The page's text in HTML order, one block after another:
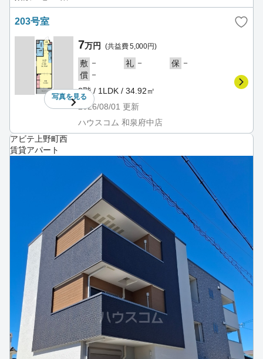
203号室
写真を見る
7万円 (共益費 5,000円)
敷 － 礼 － 保 －
償 －
2階 / 1LDK / 34.92㎡
2026/08/01 更新
ハウスコム 和泉府中店
アビテ上野町西
賃貸アパート